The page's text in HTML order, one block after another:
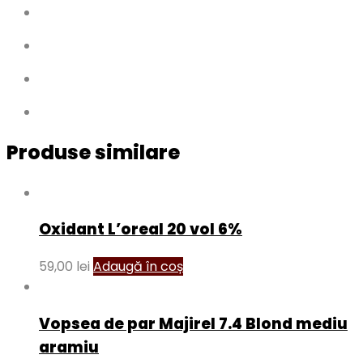
Produse similare
Oxidant L’oreal 20 vol 6%
59,00 lei Adaugă în coș
Vopsea de par Majirel 7.4 Blond mediu
aramiu